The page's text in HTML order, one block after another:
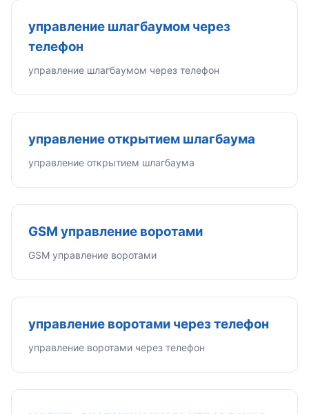
управление шлагбаумом через
телефон
управление шлагбаумом через телефон
управление открытием шлагбаума
управление открытием шлагбаума
GSM управление воротами
GSM управление воротами
управление воротами через телефон
управление воротами через телефон